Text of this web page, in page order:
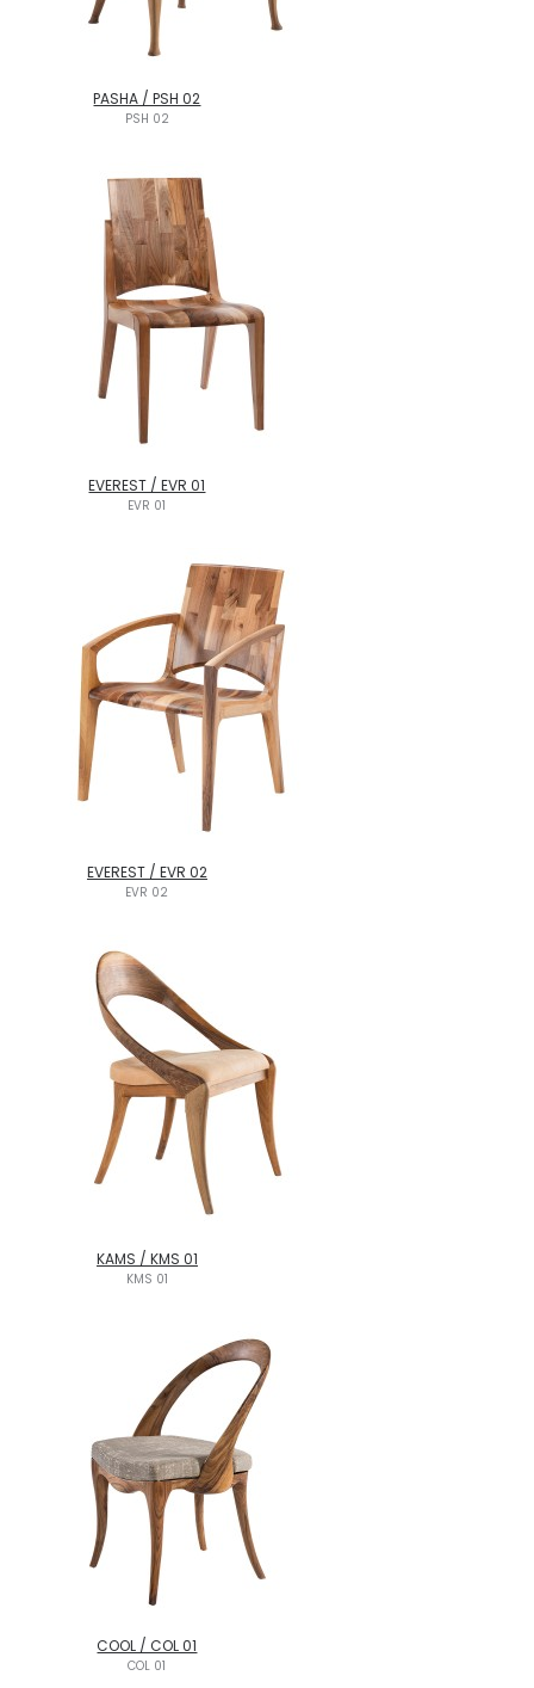
PASHA / PSH 02
PSH 02
EVEREST / EVR 01
EVR 01
EVEREST / EVR 02
EVR 02
KAMS / KMS 01
KMS 01
COOL / COL 01
COL 01